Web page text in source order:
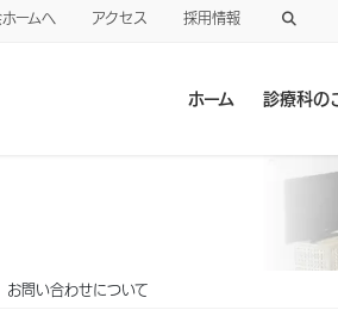
ームへ アクセス 採用情報
ホーム 診療科の
お問い合わせについて